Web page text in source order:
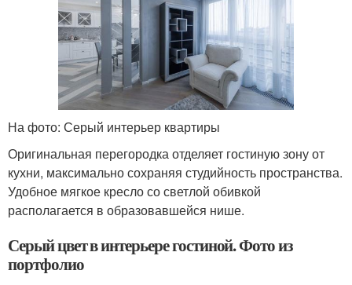
На фото: Серый интерьер квартиры
Оригинальная перегородка отделяет гостиную зону от
кухни, максимально сохраняя студийность пространства.
Удобное мягкое кресло со светлой обивкой
располагается в образовавшейся нише.
Серый цвет в интерьере гостиной. Фото из
портфолио